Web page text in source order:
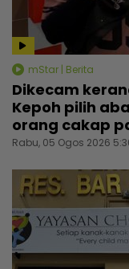
mStar | Berita
Dikecam
Kepoh pilih
orang cakap
Rabu, 05 Ogos 2026